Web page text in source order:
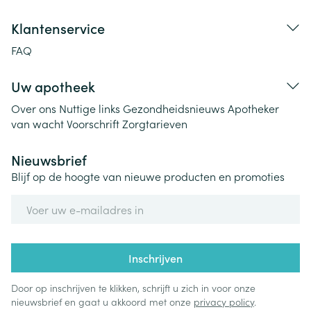
Klantenservice
FAQ
Uw apotheek
Over ons Nuttige links Gezondheidsnieuws Apotheker
van wachtVoorschriftZorgtarieven
Nieuwsbrief
Blijf op de hoogte van nieuwe producten en promoties
Inschrijven
Door op inschrijven te klikken, schrijft u zich in voor onze
nieuwsbrief en gaat u akkoord met onze privacy policy.